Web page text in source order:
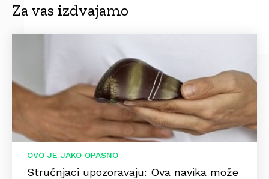
Za vas izdvajamo
OVO JE JAKO OPASNO
Stručnjaci upozoravaju: Ova navika može